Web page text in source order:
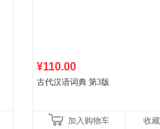
¥110.00
古代汉语词典 第3版
加入购物车 收藏